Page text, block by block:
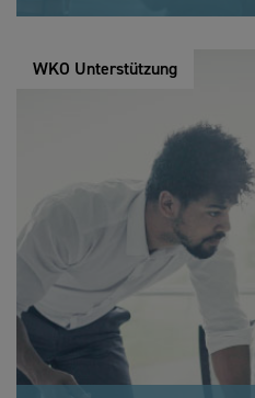
WKO Unterstützung